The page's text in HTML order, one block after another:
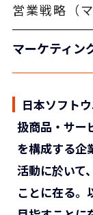
営業戦略（
マーケティン
日本ソフト
扱商品・サー
を構成する企
活動に於いて
ことに在る。